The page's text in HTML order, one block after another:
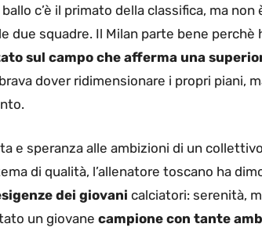
c’è il primato della classifica, ma non
squadre. Il Milan parte bene perchè
sul campo che afferma una
dover ridimensionare i propri piani,
e speranza alle ambizioni di un
di qualità, l’allenatore toscano ha
dei giovani calciatori: serenità,
un giovane campione con tante